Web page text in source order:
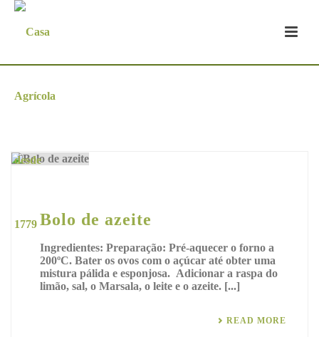
Arquivo
Bolo de azeite
Ingredientes: Preparação: Pré-aquecer o forno a
200ºC. Bater os ovos com o açúcar até obter uma
mistura pálida e esponjosa. Adicionar a raspa do
limão, sal, o Marsala, o leite e o azeite. [...]
READ MORE